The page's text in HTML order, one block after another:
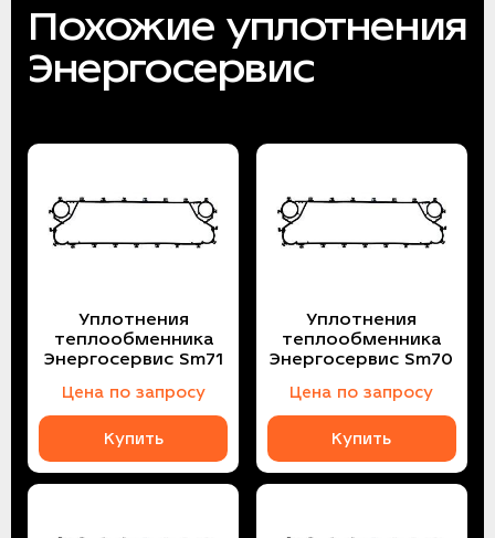
Похожие уплотнения
Энергосервис
Уплотнения
теплообменника
Энергосервис Sm71
Цена по запросу
Купить
Уплотнения
теплообменника
Энергосервис Sm70
Цена по запросу
Купить